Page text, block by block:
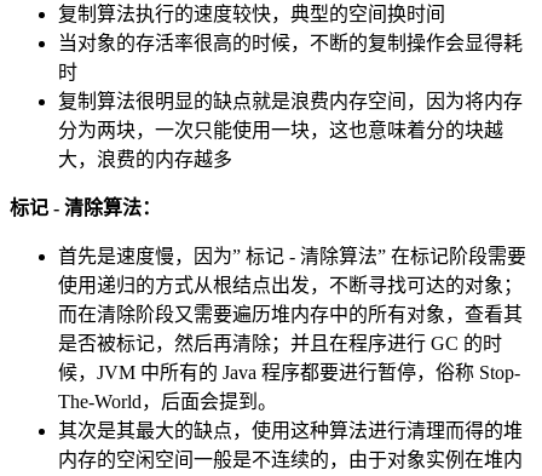
复制算法执行的速度较快，典型的空间换时间
当对象的存活率很高的时候，不断的复制操作会显得耗
时
复制算法很明显的缺点就是浪费内存空间，因为将内存
分为两块，一次只能使用一块，这也意味着分的块越
大，浪费的内存越多
标记 - 清除算法：
首先是速度慢，因为” 标记 - 清除算法” 在标记阶段需要
使用递归的方式从根结点出发，不断寻找可达的对象；
而在清除阶段又需要遍历堆内存中的所有对象，查看其
是否被标记，然后再清除；并且在程序进行 GC 的时
候，JVM 中所有的 Java 程序都要进行暂停，俗称 Stop-
The-World，后面会提到。
其次是其最大的缺点，使用这种算法进行清理而得的堆
内存的空闲空间一般是不连续的，由于对象实例在堆内